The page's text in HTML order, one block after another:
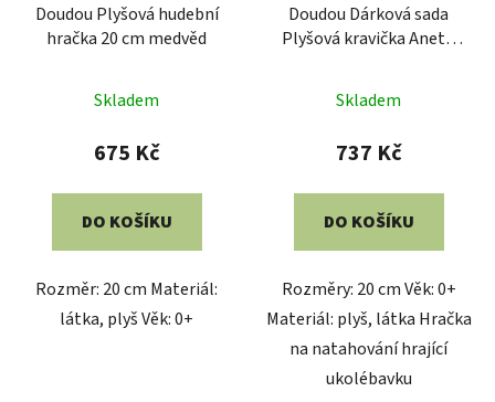
Doudou Plyšová hudební
hračka 20 cm medvěd
Skladem
675 Kč
DO KOŠÍKU
Rozměr: 20 cm Materiál:
látka, plyš Věk: 0+
Doudou Dárková sada
Plyšová kravička Aneth
Skladem
737 Kč
DO KOŠÍKU
Rozměry: 20 cm Věk: 0+
Materiál: plyš, látka Hračka
na natahování hrající
ukolébavku